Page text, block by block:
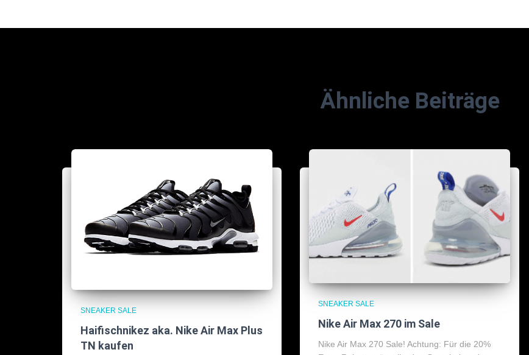
Ähnliche Beiträge
SNEAKER SALE
Haifischnikez aka. Nike Air Max Plus
TN kaufen
SNEAKER SALE
Nike Air Max 270 im Sale
Nike Air Max 270 Sale! Achtung: Für die 20%